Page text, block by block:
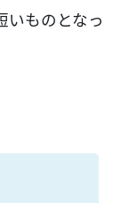
いものとなっ